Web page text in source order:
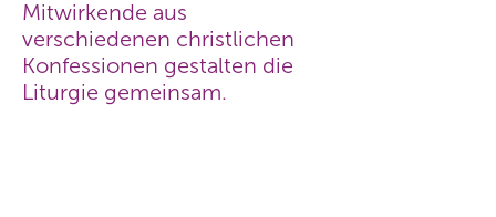
Mitwirkende aus
verschiedenen christlichen
Konfessionen gestalten die
Liturgie gemeinsam.